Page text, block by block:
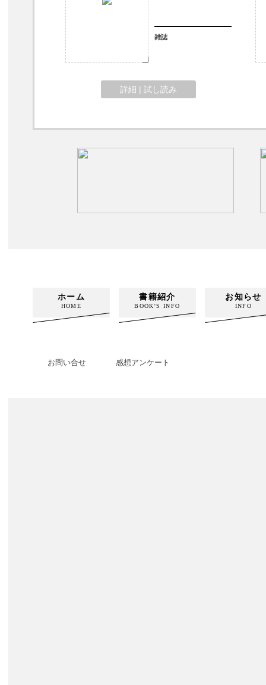
雑誌
詳細 | 試し読み
お問い合せ 感想アンケート
ホーム
HOME
書籍紹介
BOOK'S INFO
お知らせ
INFO